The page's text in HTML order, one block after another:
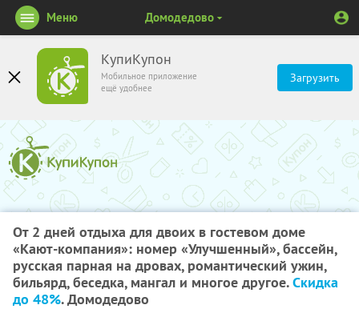
КупиКупон
Мобильное приложение
ещё удобнее
Загрузить
Меню Домодедово
От 2 дней отдыха для двоих в гостевом доме
«Кают-компания»: номер «Улучшенный», бассейн,
русская парная на дровах, романтический ужин,
бильярд, беседка, мангал и многое другое.Скидка
до 48%. Домодедово